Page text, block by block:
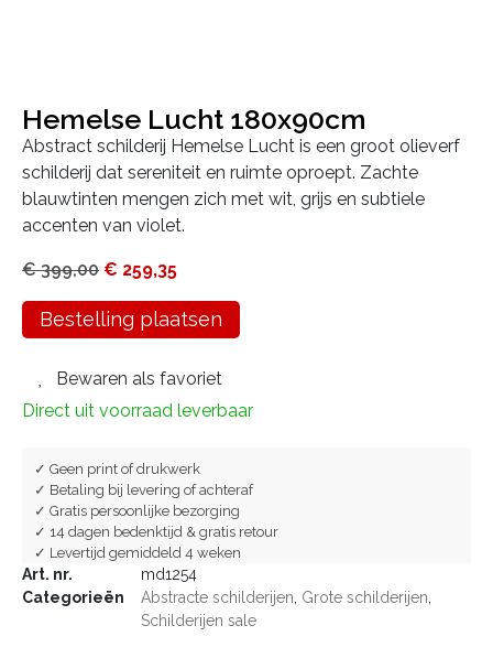
Hemelse Lucht 180x90cm
Abstract schilderij Hemelse Lucht is een groot olieverf
schilderij dat sereniteit en ruimte oproept. Zachte
blauwtinten mengen zich met wit, grijs en subtiele
accenten van violet.
€399,00 € 259,35
Bestelling plaatsen
Bewaren als favoriet
Direct uit voorraad leverbaar
✓ Geen print of drukwerk
✓ Betaling bij levering of achteraf
✓ Gratis persoonlijke bezorging
✓ 14 dagen bedenktijd & gratis retour
✓ Levertijd gemiddeld 4 weken
Art. nr.
md1254
Categorieën
Abstracte schilderijen Grote schilderijen
Schilderijen sale